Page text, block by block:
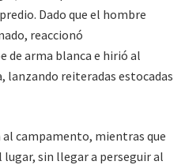
Dado que el hombre
reaccionó
de arma blanca e hirió al
lanzando reiteradas estocadas
campamento, mientras que
lugar, sin llegar a perseguir al